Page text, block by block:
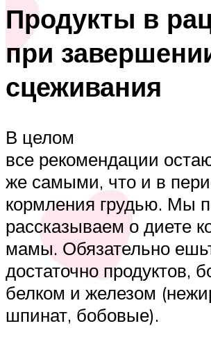
Продукты в
при
сцеживания
В целом
все рекомендации
же самыми, что и в
кормления грудью. Мы
рассказываем о диете
мамы. Обязательно
достаточно продуктов,
белком и железом
шпинат, бобовые).